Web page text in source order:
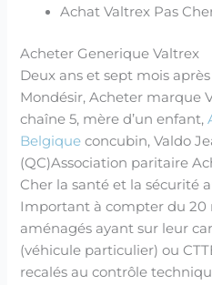
Achat Valtrex Pas
Acheter Generique Valtrex
Deux ans et sept mois
Mondésir, Acheter marque
chaîne 5, mère d’un enfant,
Belgique concubin, Valdo
(QC)Association paritaire
Cher la santé et la sécurité
Important à compter du 20
aménagés ayant sur leur
(véhicule particulier) ou
recalés au contrôle